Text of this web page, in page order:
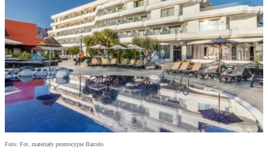
Foto: Fot. materiały promocyjne Barcelo